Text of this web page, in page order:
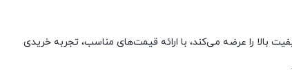
بالا را عرضه می‌کند، با ارائه قیمت‌های مناسب، تجربه خریدی